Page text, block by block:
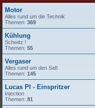
Motor
Alles rund um die Technik
Themen: 369
Kühlung
Schwitz !
Themen: 55
Vergaser
Alles rund um den Saft
Themen: 145
Lucas PI - Einspritzer
Injection
Themen: 81